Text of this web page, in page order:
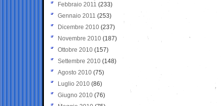
Febbraio 2011 (233)
Gennaio 2011 (253)
Dicembre 2010 (237)
Novembre 2010 (187)
Ottobre 2010 (157)
Settembre 2010 (148)
Agosto 2010 (75)
Luglio 2010 (86)
Giugno 2010 (76)